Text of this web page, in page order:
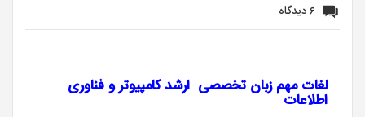
۶ دیدگاه
لغات مهم زبان تخصصی ارشد کامپیوتر و فناوری
اطلاعات